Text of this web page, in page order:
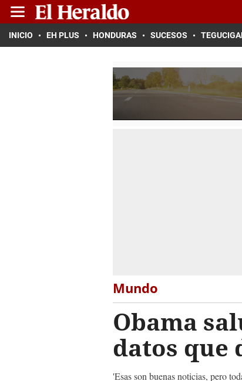
INICIO EH PLUS HONDURAS SUCESOS
Mundo
Obama
datos que
'Esas son buenas noticias, pero